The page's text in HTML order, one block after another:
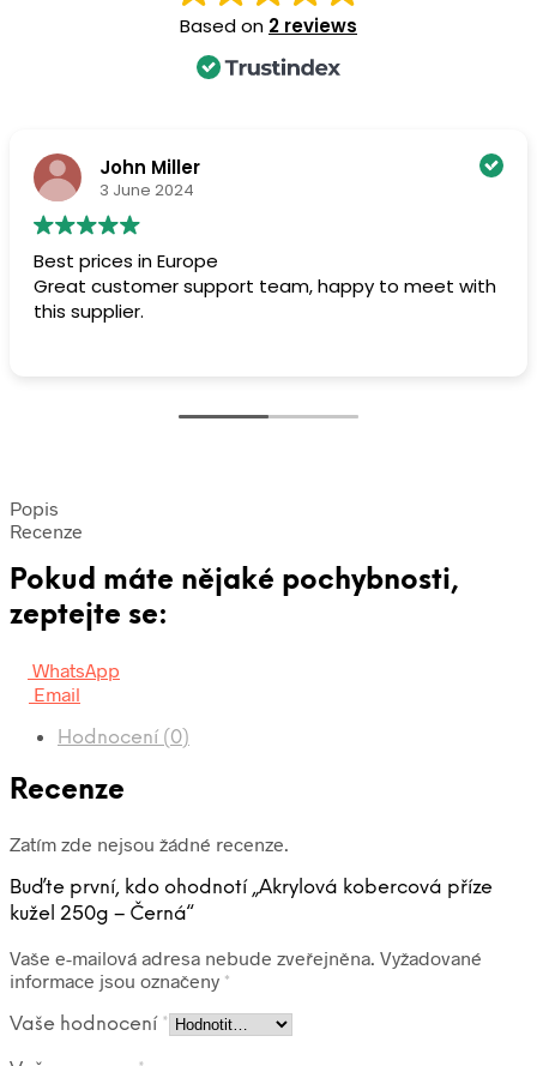
Based on 2 reviews
John Miller
3 June 2024
Best prices in Europe
Great customer support team, happy to meet with
this supplier.
Popis
Recenze
Pokud máte nějaké pochybnosti,
zeptejte se:
WhatsApp
Email
Hodnocení (0)
Recenze
Zatím zde nejsou žádné recenze.
Buďte první, kdo ohodnotí „Akrylová kobercová příze
kužel 250g – Černá“
Vaše e-mailová adresa nebude zveřejněna. Vyžadované
informace jsou označeny *
Vaše hodnocení *